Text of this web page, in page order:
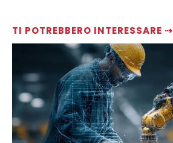
TI POTREBBERO INTERESSARE ⇢